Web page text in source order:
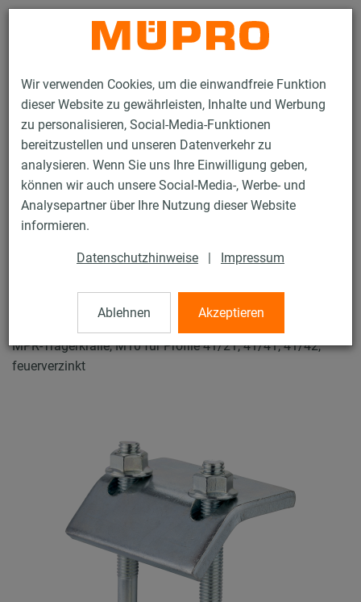
Wir verwenden Cookies, um die einwandfreie Funktion
dieser Website zu gewährleisten, Inhalte und Werbung
zu personalisieren, Social-Media-Funktionen
bereitzustellen und unseren Datenverkehr zu
analysieren. Wenn Sie uns Ihre Einwilligung geben,
können wir auch unsere Social-Media-, Werbe- und
Analysepartner über Ihre Nutzung dieser Website
informieren.
Datenschutzhinweise | Impressum
Ablehnen Akzeptieren
Kontakt
Produkte Befestigungstechnik
Lüftungsbefestigung
Feuerverzinkte Produkte für die Lüftungsbefestigung
MPR-Trägerkrallen
MPR-Trägerkrallen
MPR-Trägerkralle, M10 für Profile 41/21, 41/41, 41/42,
feuerverzinkt